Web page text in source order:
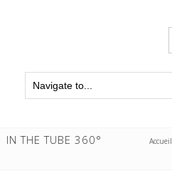
IN THE TUBE 360° Accueil